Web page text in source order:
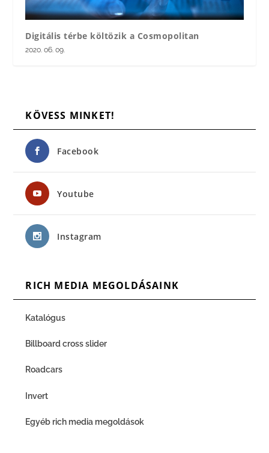
Digitális térbe költözik a Cosmopolitan
2020. 06. 09.
KÖVESS MINKET!
Facebook
Youtube
Instagram
RICH MEDIA MEGOLDÁSAINK
Katalógus
Billboard cross slider
Roadcars
Invert
Egyéb rich media megoldások